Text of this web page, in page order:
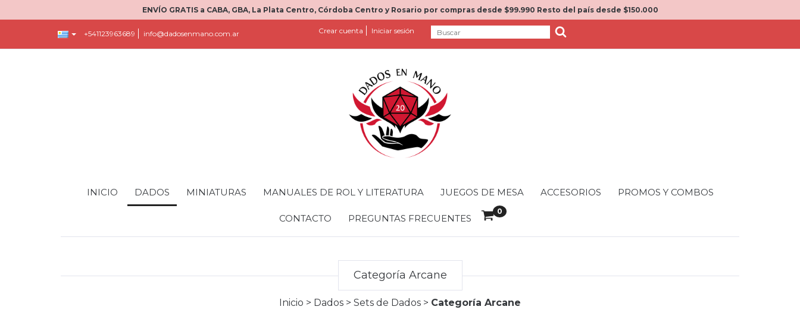
ENVÍO GRATIS a CABA, GBA, La Plata Centro, Córdoba Centro y Rosario por compras desde $99.990 Resto del país desde $150.000
+541123963689 info@dadosenmano.com.ar Crear cuenta Iniciar sesión
INICIO DADOS MINIATURAS MANUALES DE ROL Y LITERATURA JUEGOS DE MESA ACCESORIOS PROMOS Y COMBOS
CONTACTO PREGUNTAS FRECUENTES
0
Categoría Arcane
Inicio > Dados > Sets de Dados > Categoría Arcane